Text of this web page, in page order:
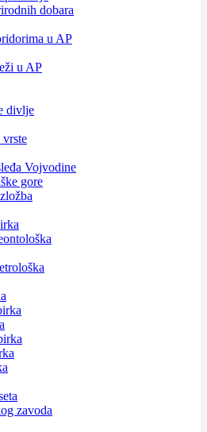
dobara
u AP
u AP
divlje
vrste
Vojvodine
gore
zavoda